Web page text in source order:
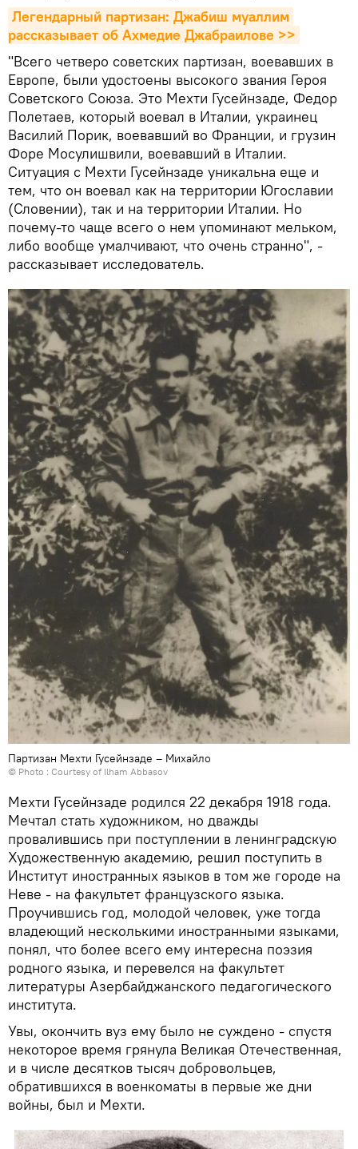
Легендарный партизан: Джабиш муаллим
рассказывает об Ахмедие Джабраилове >>
"Всего четверо советских партизан, воевавших в
Европе, были удостоены высокого звания Героя
Советского Союза. Это Мехти Гусейнзаде, Федор
Полетаев, который воевал в Италии, украинец
Василий Порик, воевавший во Франции, и грузин
Форе Мосулишвили, воевавший в Италии.
Ситуация с Мехти Гусейнзаде уникальна еще и
тем, что он воевал как на территории Югославии
(Словении), так и на территории Италии. Но
почему-то чаще всего о нем упоминают мельком,
либо вообще умалчивают, что очень странно", -
рассказывает исследователь.
Партизан Мехти Гусейнзаде – Михайло
© Photo : Courtesy of Ilham Abbasov
Мехти Гусейнзаде родился 22 декабря 1918 года.
Мечтал стать художником, но дважды
провалившись при поступлении в ленинградскую
Художественную академию, решил поступить в
Институт иностранных языков в том же городе на
Неве - на факультет французского языка.
Проучившись год, молодой человек, уже тогда
владеющий несколькими иностранными языками,
понял, что более всего ему интересна поэзия
родного языка, и перевелся на факультет
литературы Азербайджанского педагогического
института.
Увы, окончить вуз ему было не суждено - спустя
некоторое время грянула Великая Отечественная,
и в числе десятков тысяч добровольцев,
обратившихся в военкоматы в первые же дни
войны, был и Мехти.